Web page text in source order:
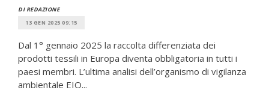
DI REDAZIONE
13 GEN 2025 09:15
Dal 1° gennaio 2025 la raccolta differenziata dei
prodotti tessili in Europa diventa obbligatoria in tutti i
paesi membri. L’ultima analisi dell’organismo di vigilanza
ambientale EIO...